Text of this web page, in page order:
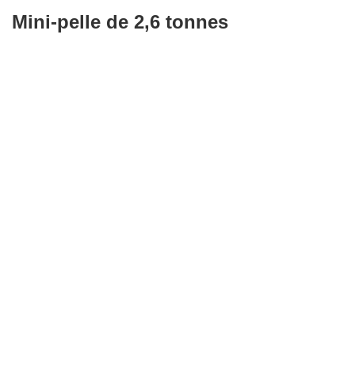
tonnes
Mini-pelle de 2,6 tonnes